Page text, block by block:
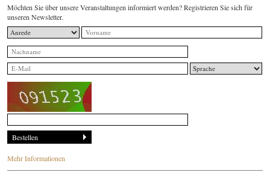
Möchten Sie über unsere Veranstaltungen informiert werden? Registrieren Sie sich für
unseren Newsletter.
Mehr Informationen